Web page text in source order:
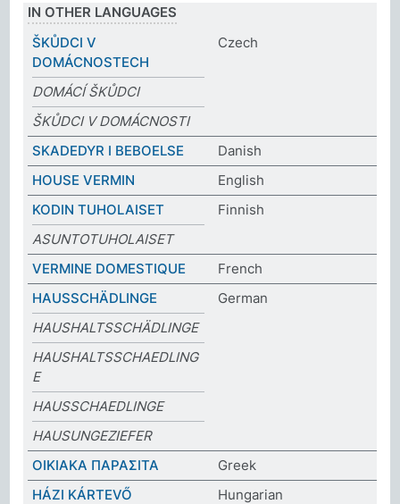
IN OTHER LANGUAGES
ŠKŮDCI V
DOMÁCNOSTECH
Czech
DOMÁCÍ ŠKŮDCI
ŠKŮDCI V DOMÁCNOSTI
SKADEDYR I BEBOELSE
Danish
HOUSE VERMIN
English
KODIN TUHOLAISET
Finnish
ASUNTOTUHOLAISET
VERMINE DOMESTIQUE
French
HAUSSCHÄDLINGE
German
HAUSHALTSSCHÄDLINGE
HAUSHALTSSCHAEDLING
E
HAUSSCHAEDLINGE
HAUSUNGEZIEFER
ΟΙΚΙΑΚΑ ΠΑΡΑΣΙΤΑ
Greek
HÁZI KÁRTEVŐ
Hungarian